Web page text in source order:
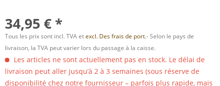
34,95 € *
Tous les prix sont incl. TVA etexcl. Des frais de port.- Selon le pays de
livraison, la TVA peut varier lors du passage à la caisse.
Les articles ne sont actuellement pas en stock. Le délai de
livraison peut aller jusqu’à 2 à 3 semaines (sous réserve de
disponibilité chez notre fournisseur – parfois plus rapide, mais